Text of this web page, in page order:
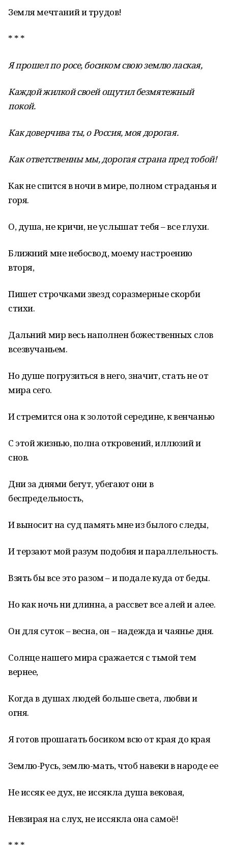
Земля мечтаний и трудов!
* * *
Я прошел по росе, босиком свою землю лаская,
Каждой жилкой своей ощутил безмятежный
покой.
Как доверчива ты, о Россия, моя дорогая.
Как ответственны мы, дорогая страна пред тобой!
Как не спится в ночи в мире, полном страданья и
горя.
О, душа, не кричи, не услышат тебя – все глухи.
Ближний мне небосвод, моему настроению
вторя,
Пишет строчками звезд соразмерные скорби
стихи.
Дальний мир весь наполнен божественных слов
всезвучаньем.
Но душе погрузиться в него, значит, стать не от
мира сего.
И стремится она к золотой середине, к венчанью
С этой жизнью, полна откровений, иллюзий и
снов.
Дни за днями бегут, убегают они в
беспредельность,
И выносит на суд память мне из былого следы,
И терзают мой разум подобия и параллельность.
Взять бы все это разом – и подале куда от беды.
Но как ночь ни длинна, а рассвет все алей и алее.
Он для суток – весна, он – надежда и чаянье дня.
Солнце нашего мира сражается с тьмой тем
вернее,
Когда в душах людей больше света, любви и
огня.
Я готов прошагать босиком всю от края до края
Землю-Русь, землю-мать, чтоб навеки в народе ее
Не иссяк ее дух, не иссякла душа вековая,
Невзирая на слух, не иссякла она самоё!